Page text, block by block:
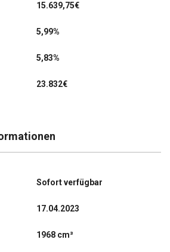
15.639,75€
5,99%
5,83%
23.832€
Sofort verfügbar
17.04.2023
1968 cm³